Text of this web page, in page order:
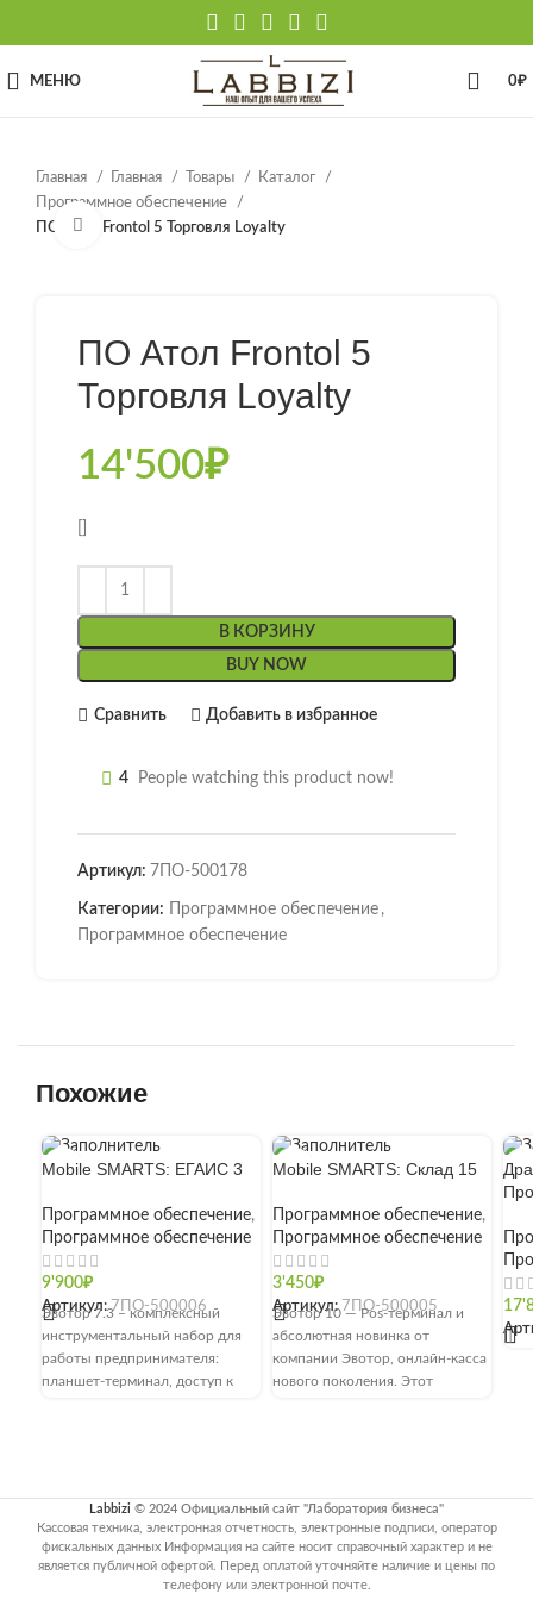
МЕНЮ 0₽
Главная Главная Товары
Каталог
Программное обеспечение
ПО Атол Frontol 5 Торговля Loyalty
Нажмите, чтобы увеличить
ПО Атол Frontol 5
Торговля Loyalty
14'500₽
В КОРЗИНУ
BUY NOW
Сравнить Добавить в избранное
4 People watching this product now!
Артикул: 7ПО-500178
Категории: Программное обеспечение ,
Программное обеспечение
Похожие
Mobile SMARTS: ЕГАИС 3
Программное обеспечение,
Программное обеспечение
9'900₽
Артикул:7ПО-500006
Эвотор 7.3 – комплексный
инструментальный набор для
работы предпринимателя:
планшет-терминал, доступ к
Mobile SMARTS: Склад 15
Программное обеспечение,
Программное обеспечение
3'450₽
Артикул: 7ПО-500005
Эвотор 10 — Pos-терминал и
абсолютная новинка от
компании Эвотор, онлайн-касса
нового поколения. Этот
[]
Labbizi © 2024 Официальный сайт "Лаборатория бизнеса"
Кассовая техника, электронная отчетность, электронные подписи, оператор
фискальных данных Информация на сайте носит справочный характер и не
является публичной офертой. Перед оплатой уточняйте наличие и цены по
телефону или электронной почте.